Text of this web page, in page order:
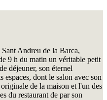
Andreu de la Barca,
9 h du matin un véritable petit
déjeuner, son éternel
dont le salon avec son
de la maison et l'un des
du restaurant de par son